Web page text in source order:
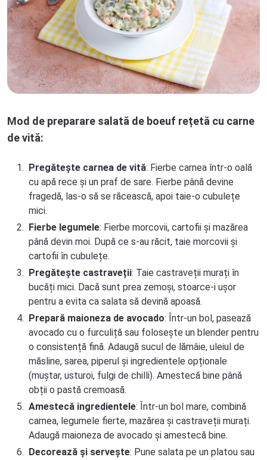
Mod de preparare salată de boeuf rețetă cu carne
de vită:
Pregătește carnea de vită: Fierbe carnea într-o oală
cu apă rece și un praf de sare. Fierbe până devine
fragedă, las-o să se răcească, apoi taie-o cubulețe
mici.
Fierbe legumele: Fierbe morcovii, cartofii și mazărea
până devin moi. După ce s-au răcit, taie morcovii și
cartofii în cubulețe.
Pregătește castraveții: Taie castraveții murați în
bucăți mici. Dacă sunt prea zemoși, stoarce-i ușor
pentru a evita ca salata să devină apoasă.
Prepară maioneza de avocado: Într-un bol, pasează
avocado cu o furculiță sau folosește un blender pentru
o consistență fină. Adaugă sucul de lămâie, uleiul de
măsline, sarea, piperul și ingredientele opționale
(muștar, usturoi, fulgi de chilli). Amestecă bine până
obții o pastă cremoasă.
Amestecă ingredientele: Într-un bol mare, combină
carnea, legumele fierte, mazărea și castraveții murați.
Adaugă maioneza de avocado și amestecă bine.
Decorează și servește: Pune salata pe un platou sau